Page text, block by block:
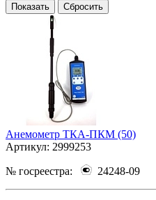
Анемометр ТКА-ПКМ (50)
Артикул: 2999253
№ госреестра: 24248-09